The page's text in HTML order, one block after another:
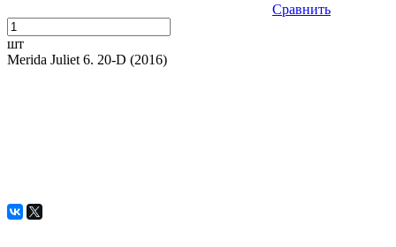
Сравнить
шт
Merida Juliet 6. 20-D (2016)